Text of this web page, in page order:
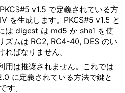
v1.5 で定義されている方
を生成します。PKCS#5 v1.5 と
は digest は md5 か sha1 を使
ズムは RC2, RC4-40, DES のい
ばなりません。
用は推奨されません。これでは
に定義されている方法で鍵と
す。